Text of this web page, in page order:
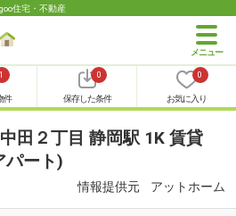
住宅・不動産
1
件
0
保存した条件
0
お気に入り
田２丁目 静岡駅 1K 賃貸
パート)
情報提供元 アットホーム